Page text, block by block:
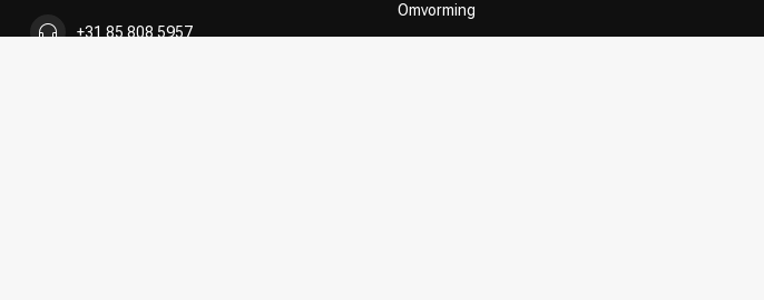
+31 85 808 5957
Omvorming